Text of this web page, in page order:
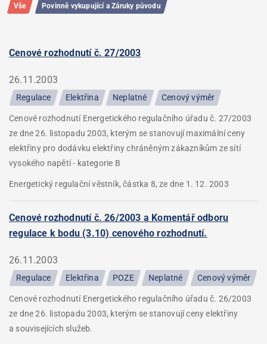
Vše Povinně vykupující a Záruky původu
Cenové rozhodnutí č. 27/2003
26.11.2003
Regulace Elektřina Neplatné Cenový výměr
Cenové rozhodnutí Energetického regulačního úřadu č. 27/2003
ze dne 26. listopadu 2003, kterým se stanovují maximální ceny
elektřiny pro dodávku elektřiny chráněným zákazníkům ze sítí
vysokého napětí - kategorie B
Energetický regulační věstník, částka 8, ze dne 1. 12. 2003
Cenové rozhodnutí č. 26/2003 a Komentář odboru
regulace k bodu (3.10) cenového rozhodnutí.
26.11.2003
Regulace Elektřina POZE Neplatné Cenový výměr
Cenové rozhodnutí Energetického regulačního úřadu č. 26/2003
ze dne 26. listopadu 2003, kterým se stanovují ceny elektřiny
a souvisejících služeb.